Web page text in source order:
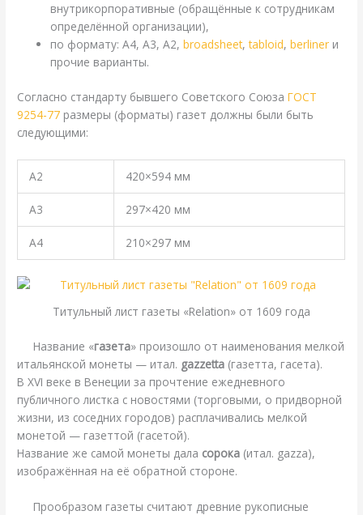
внутрикорпоративные (обращённые к сотрудникам
определённой организации),
по формату: A4, A3, A2,broadsheet,tabloid,berliner и
прочие варианты.
Согласно стандарту бывшего Советского СоюзаГОСТ
9254-77 размеры (форматы) газет должны были быть
следующими:
А2 420×594 мм
А3 297×420 мм
А4 210×297 мм
Титульный лист газеты «Relation» от 1609 года
Название «газета» произошло от наименования мелкой
итальянской монеты — итал. gazzetta (газетта, гасета).
В XVI веке в Венеции за прочтение ежедневного
публичного листка с новостями (торговыми, о придворной
жизни, из соседних городов) расплачивались мелкой
монетой — газеттой (гасетой).
Название же самой монеты дала сорока (итал. gazza),
изображённая на её обратной стороне.
Прообразом газеты считают древние рукописные